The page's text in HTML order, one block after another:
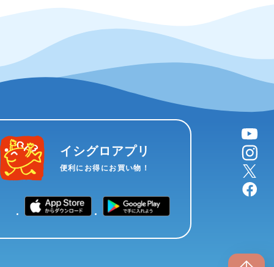
イシグロアプリ
便利にお得にお買い物！
YouTube
instagram
X
facebook